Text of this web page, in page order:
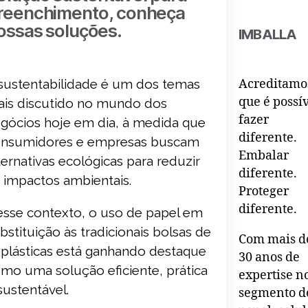
conheça
soluções.
é um dos temas
discutido no mundo dos
hoje em dia, à medida que
e empresas buscam
ecológicas para reduzir
impactos ambientais.
contexto, o uso de papel em
às tradicionais bolsas de
está ganhando destaque
uma solução eficiente, prática
IMBALLA
que é
fazer
diferente.
Embalar
diferente.
Proteger
diferente.
Com mais
30 anos de
expertise
segmento